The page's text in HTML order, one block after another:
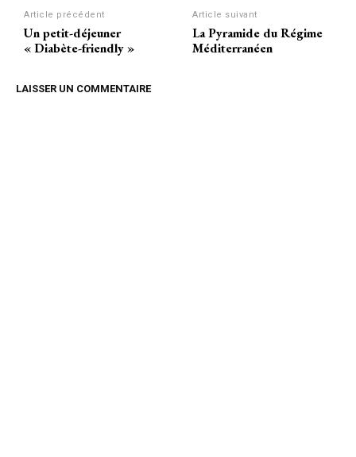
Article précédent
Un petit-déjeuner
« Diabète-friendly »
Article suivant
La Pyramide du Régime
Méditerranéen
LAISSER UN COMMENTAIRE